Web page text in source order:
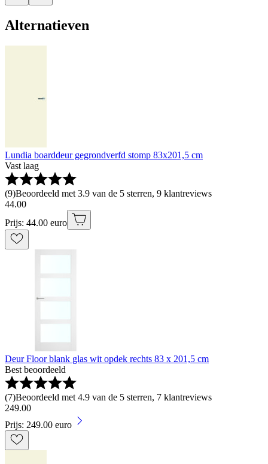
Alternatieven
Lundia boarddeur gegrondverfd stomp 83x201,5 cm
Vast laag
(9)Beoordeeld met 3.9 van de 5 sterren, 9 klantreviews
44.00
Prijs: 44.00 euro
Deur Floor blank glas wit opdek rechts 83 x 201,5 cm
Best beoordeeld
(7)Beoordeeld met 4.9 van de 5 sterren, 7 klantreviews
249.00
Prijs: 249.00 euro